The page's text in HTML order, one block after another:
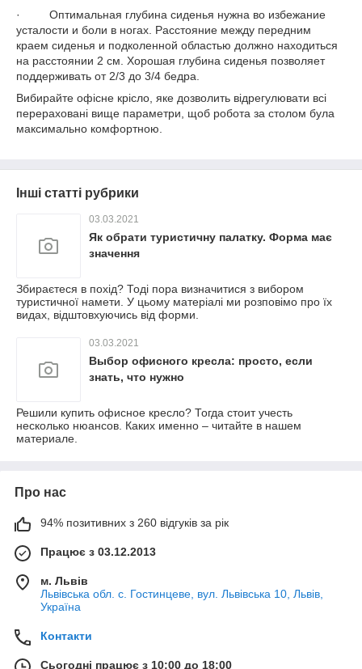
· Оптимальная глубина сиденья нужна во избежание
усталости и боли в ногах. Расстояние между передним
краем сиденья и подколенной областью должно находиться
на расстоянии 2 см. Хорошая глубина сиденья позволяет
поддерживать от 2/3 до 3/4 бедра.
Вибирайте офісне крісло, яке дозволить відрегулювати всі
перераховані вище параметри, щоб робота за столом була
максимально комфортною.
Інші статті рубрики
03.03.2021
Як обрати туристичну палатку. Форма має
значення
Збираєтеся в похід? Тоді пора визначитися з вибором
туристичної намети. У цьому матеріалі ми розповімо про їх
видах, відштовхуючись від форми.
03.03.2021
Выбор офисного кресла: просто, если
знать, что нужно
Решили купить офисное кресло? Тогда стоит учесть
несколько нюансов. Каких именно – читайте в нашем
материале.
Про нас
94% позитивних з 260 відгуків за рік
Працює з 03.12.2013
м. Львів
Львівська обл. с. Гостинцеве, вул. Львівська 10, Львів,
Україна
Контакти
Сьогодні працює з 10:00 до 18:00